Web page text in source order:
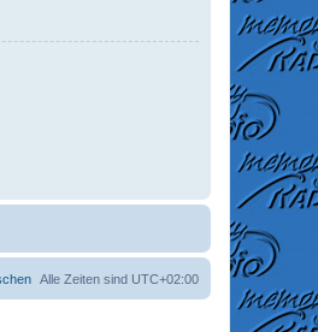
Alle Zeiten sind UTC+02:00